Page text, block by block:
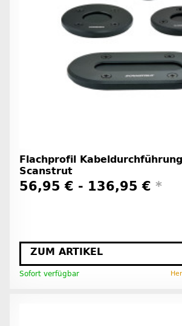
Flachprofil
Scanstrut
56,95 € - 136,95 € *
ZUM ARTIKEL
Sofort verfügbar